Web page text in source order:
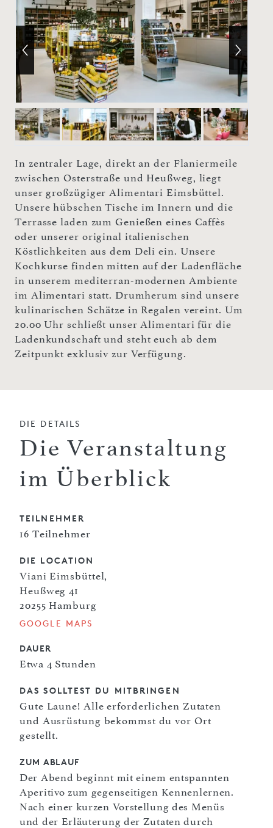
In zentraler Lage, direkt an der Flaniermeile
zwischen Osterstraße und Heußweg, liegt
unser großzügiger Alimentari Eimsbüttel.
Unsere hübschen Tische im Innern und die
Terrasse laden zum Genießen eines Caffès
oder unserer original italienischen
Köstlichkeiten aus dem Deli ein. Unsere
Kochkurse finden mitten auf der Ladenfläche
in unserem mediterran-modernen Ambiente
im Alimentari statt. Drumherum sind unsere
kulinarischen Schätze in Regalen vereint. Um
20.00 Uhr schließt unser Alimentari für die
Ladenkundschaft und steht euch ab dem
Zeitpunkt exklusiv zur Verfügung.
DIE DETAILS
Die Veranstaltung
im Überblick
TEILNEHMER
16 Teilnehmer
DIE LOCATION
Viani Eimsbüttel,
Heußweg 41
20255 Hamburg
GOOGLE MAPS
DAUER
Etwa 4 Stunden
DAS SOLLTEST DU MITBRINGEN
Gute Laune! Alle erforderlichen Zutaten
und Ausrüstung bekommst du vor Ort
gestellt.
ZUM ABLAUF
Der Abend beginnt mit einem entspannten
Aperitivo zum gegenseitigen Kennenlernen.
Nach einer kurzen Vorstellung des Menüs
und der Erläuterung der Zutaten durch